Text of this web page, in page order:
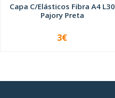
Capa C/Elásticos Fibra A4 L30
Pajory Preta
3€